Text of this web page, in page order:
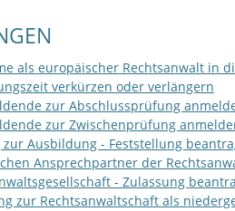
als europäischer Rechtsanwalt in
verkürzen oder verlängern
zur Abschlussprüfung
zur Zwischenprüfung
zur Ausbildung - Feststellung
Ansprechpartner der
- Zulassung
zur Rechtsanwaltschaft als